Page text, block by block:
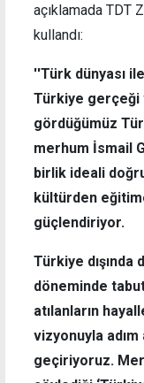
açıklamada TDT
kullandı:
''Türk dünyası
Türkiye gerçeği
gördüğümüz
merhum İsmail
birlik ideali
kültürden
güçlendiriyor.
Türkiye
döneminde
atılanların
vizyonuyla adım
geçiriyoruz.